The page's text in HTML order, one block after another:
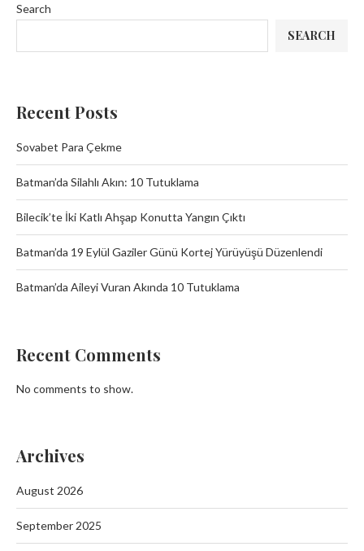
Search
SEARCH
Recent Posts
Sovabet Para Çekme
Batman’da Silahlı Akın: 10 Tutuklama
Bilecik’te İki Katlı Ahşap Konutta Yangın Çıktı
Batman’da 19 Eylül Gaziler Günü Kortej Yürüyüşü Düzenlendi
Batman’da Aileyi Vuran Akında 10 Tutuklama
Recent Comments
No comments to show.
Archives
August 2026
September 2025